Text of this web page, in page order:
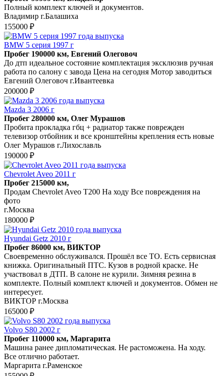
Полный комплект ключей и документов.
Владимир г.Балашиха
155000 ₽
BMW 5 серия 1997 г
Пробег 190000 км, Евгений Олеговоч
До дтп идеальное состояние комплектация эксклюзив ручная
работа по салону с завода Цена на сегодня Мотор заводиться
Евгений Олеговоч г.Ивантеевка
200000 ₽
Mazda 3 2006 г
Пробег 280000 км, Олег Мурашов
Пробита прокладка гбц + радиатор также поврежден
телевизор отбойник и все кронштейны крепления есть новые
Олег Мурашов г.Лихославль
190000 ₽
Chevrolet Aveo 2011 г
Пробег 215000 км,
Продам Chevrolet Aveo T200 На ходу Все повреждения на
фото
г.Москва
180000 ₽
Hyundai Getz 2010 г
Пробег 86000 км, ВИКТОР
Своевременно обслуживался. Прошёл все ТО. Есть сервисная
книжка. Оригинальный ПТС. Кузов в родной краске. Не
участвовал в ДТП. В салоне не курили. Зимняя резина в
комплекте. Полный комплект ключей и документов. Обмен не
интересует.
ВИКТОР г.Москва
165000 ₽
Volvo S80 2002 г
Пробег 110000 км, Маргарита
Машина ранее дипломатическая. Не растоможена. На ходу.
Все отлично работает.
Маргарита г.Раменское